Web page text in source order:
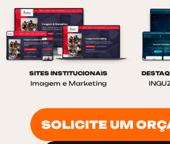
SITES INSTITUCIONAIS
Imagem e Marketing
SOLICITE UM